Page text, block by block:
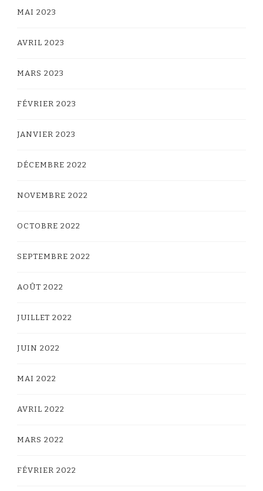
MAI 2023
AVRIL 2023
MARS 2023
FÉVRIER 2023
JANVIER 2023
DÉCEMBRE 2022
NOVEMBRE 2022
OCTOBRE 2022
SEPTEMBRE 2022
AOÛT 2022
JUILLET 2022
JUIN 2022
MAI 2022
AVRIL 2022
MARS 2022
FÉVRIER 2022